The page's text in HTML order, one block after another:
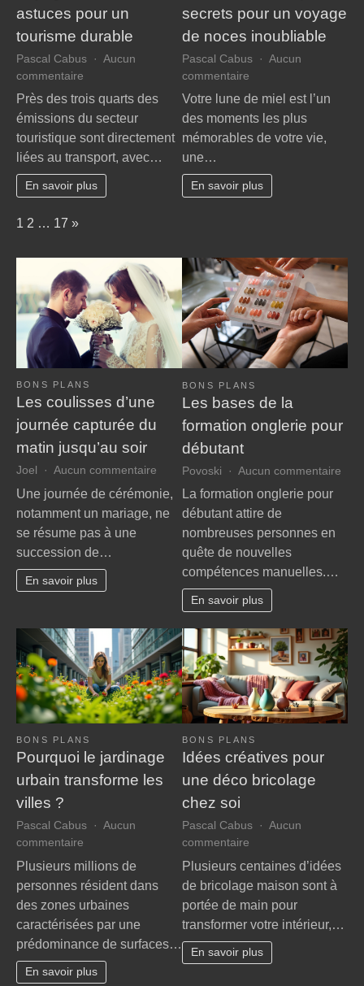
astuces pour un
tourisme durable
Pascal Cabus
Aucun
commentaire
Voyager
autrement
:
astuces
pour
un
tourisme
Près des trois quarts des
émissions du secteur
touristique sont directement
liées au transport, avec…
En savoir plus
secrets pour un voyage
de noces inoubliable
Pascal Cabus
Aucun
commentaire
Évasion
:
secrets
un
voyage
Votre lune de miel est l’un
des moments les plus
mémorables de votre vie,
une…
En savoir plus
Page:
1 2 … 17 Next
»
BONS PLANS
Les coulisses d’une
journée capturée du
matin jusqu’au soir
Joel Aucun commentaire
Les
coulisses
d’une
journée
capturée
matin
jusqu’au
Une journée de cérémonie,
notamment un mariage, ne
se résume pas à une
succession de…
En savoir plus
BONS PLANS
Les bases de la
formation onglerie pour
débutant
Povoski Aucun commentaire
La formation onglerie pour
débutant attire de
nombreuses personnes en
quête de nouvelles
compétences manuelles.…
En savoir plus
BONS PLANS
Pourquoi le jardinage
urbain transforme les
villes ?
Pascal Cabus
Aucun
commentaire
Pourquoi
jardinage
urbain
transforme
les
villes
?
Plusieurs millions de
personnes résident dans
des zones urbaines
caractérisées par une
prédominance de surfaces…
En savoir plus
BONS PLANS
Idées créatives pour
une déco bricolage
chez soi
Pascal Cabus
Aucun
commentaire
Idées
pour
une
déco
bricolage
chez
Plusieurs centaines d’idées
de bricolage maison sont à
portée de main pour
transformer votre intérieur,…
En savoir plus